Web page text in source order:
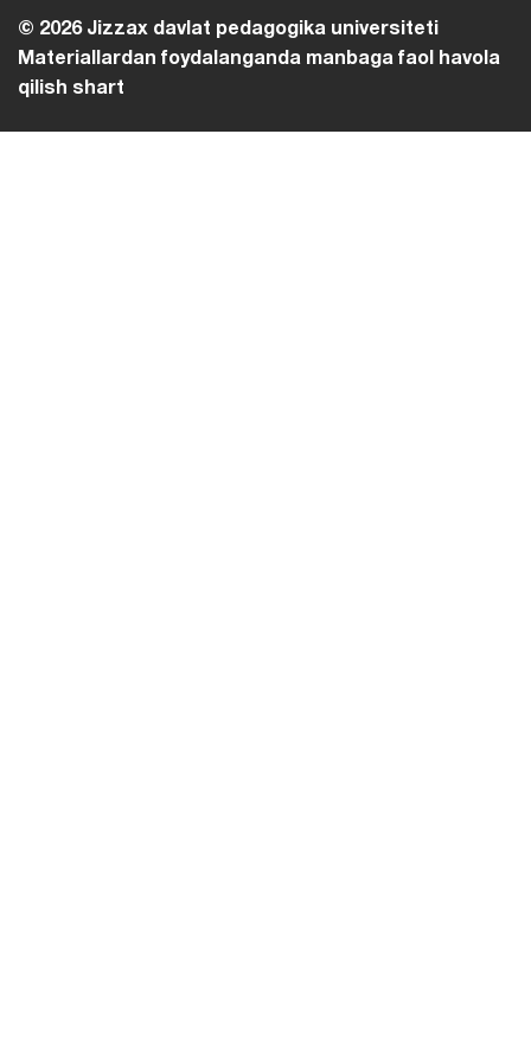
© 2026 Jizzax davlat pedagogika universiteti
Materiallardan foydalanganda manbaga faol havola
qilish shart